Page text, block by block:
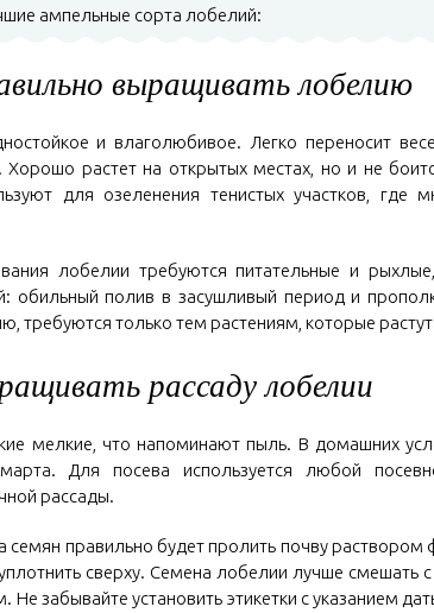
ампельные сорта лобелий:
выращивать лобелию
и влаголюбивое. Легко переносит
Хорошо растет на открытых местах, но и не
для озеленения тенистых участков, где
лобелии требуются питательные и
обильный полив в засушливый период и
требуются только тем растениям, которые
рассаду лобелии
мелкие, что напоминают пыль. В домашних
Для посева используется любой
рассады.
семян правильно будет пролить почву
сверху. Семена лобелии лучше
забывайте установить этикетки с указанием